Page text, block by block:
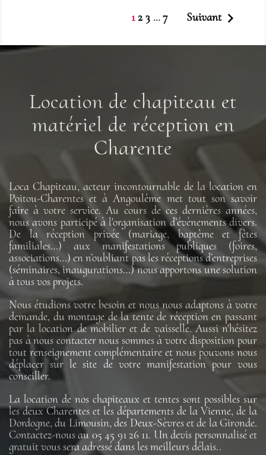
12 3 … 7 Suivant
Location de chapiteau et
matériel de réception en
Charente
Loca Chapiteau, acteur incontournable de la location en
Poitou-Charentes et à Angoulême met tout son savoir
faire à votre service. Au cours de ces dernières années,
nous avons participé à l'organisation d’évènements divers.
De la réception privée (mariage, baptême et fêtes
familiales…) aux manifestations publiques (foires,
associations…) en n’oubliant pas les réceptions d’entreprises
(séminaires, inaugurations…) nous apportons une solution
à tous vos projets.
Nous étudions votre besoin et nous nous adaptons à votre
demande, du montage de la tente de réception en passant
par la location de mobilier et de vaisselle. Aussi n'hésitez
pas à nous contacter nous sommes à votre disposition pour
tout renseignement complémentaire et nous pouvons nous
déplacer sur le site de votre manifestation pour vous
conseiller.
La location de nos chapiteaux et tentes sont possibles sur
les deux Charentes et les départements de la Vienne, de la
Dordogne, du Limousin, des Deux-Sèvres et de la Gironde.
Contactez-nous au 05 45 91 26 11. Un devis personnalisé et
gratuit vous sera adressé dans les meilleurs délais..